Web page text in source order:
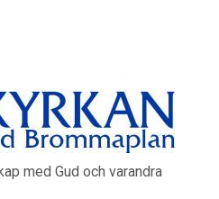
med Gud och varandra